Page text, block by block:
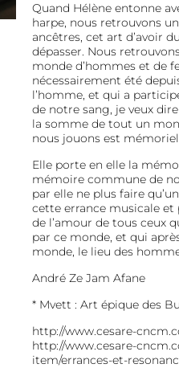
Quand Hélène entonne
harpe, nous retrouvons
ancêtres, cet art d’avoir
dépasser. Nous
monde d’hommes et de
nécessairement été
l’homme, et qui a
de notre sang, je veux
la somme de tout un
nous jouons est
Elle porte en elle la
mémoire commune de
par elle ne plus faire
cette errance musicale et
de l’amour de tous ceux
par ce monde, et qui
monde, le lieu des
André Ze Jam Afane
* Mvett : Art épique des
http://www.cesare-
http://www.cesare-
item/errances-et-